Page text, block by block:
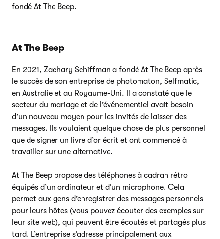
fondé At The Beep.
At The Beep
En 2021, Zachary Schiffman a fondé At The Beep après
le succès de son entreprise de photomaton, Selfmatic,
en Australie et au Royaume-Uni. Il a constaté que le
secteur du mariage et de l’événementiel avait besoin
d’un nouveau moyen pour les invités de laisser des
messages. Ils voulaient quelque chose de plus personnel
que de signer un livre d’or écrit et ont commencé à
travailler sur une alternative.
At The Beep propose des téléphones à cadran rétro
équipés d’un ordinateur et d’un microphone. Cela
permet aux gens d’enregistrer des messages personnels
pour leurs hôtes (vous pouvez écouter des exemples sur
leur site web), qui peuvent être écoutés et partagés plus
tard. L’entreprise s’adresse principalement aux